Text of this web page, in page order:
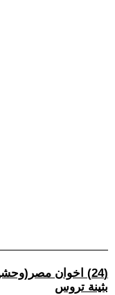
(24) اخوان مصر(وحشين) تصريحات بلبوسة!
بثينة تروس